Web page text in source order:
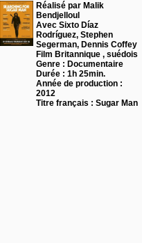
Réalisé par Malik
Bendjelloul
Avec Sixto Díaz
Rodríguez, Stephen
Segerman, Dennis Coffey
Film Britannique , suédois
Genre : Documentaire
Durée : 1h 25min.
Année de production :
2012
Titre français : Sugar Man